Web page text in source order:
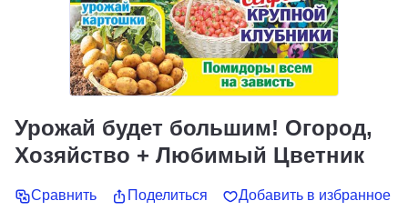
Урожай будет большим! Огород,
Хозяйство + Любимый Цветник
Сравнить Поделиться Добавить в избранное